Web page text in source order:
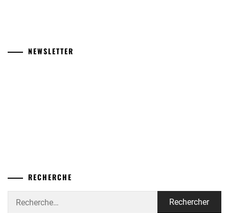
NEWSLETTER
RECHERCHE